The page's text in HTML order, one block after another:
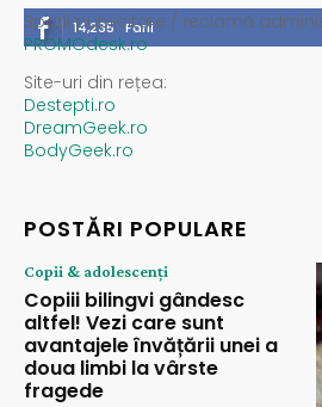
14,235 Fani
Spații publicitare / reclamă
PROMOdesk.ro
Site-uri din rețea:
Destepti.ro
DreamGeek.ro
BodyGeek.ro
POSTĂRI POPULARE
Copii & adolescenți
Copiii bilingvi gândesc
altfel! Vezi care sunt
avantajele învățării unei a
doua limbi la vârste
fragede